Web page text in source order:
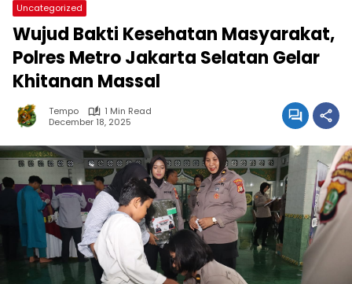
Uncategorized
Wujud Bakti Kesehatan Masyarakat,
Polres Metro Jakarta Selatan Gelar
Khitanan Massal
Tempo
1 Min Read
December 18, 2025